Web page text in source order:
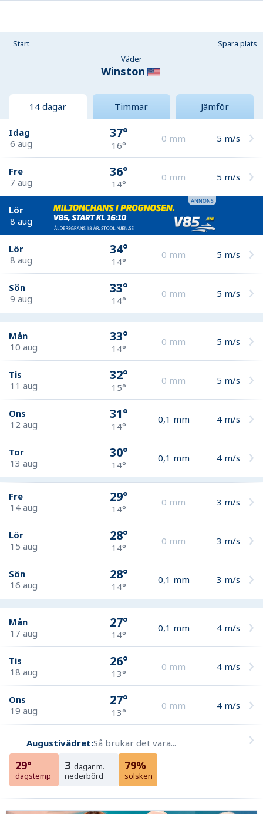
Start
Spara plats
Väder
Winston
14 dagar Timmar Jämför
Idag
6 aug
37°
16°
0 mm 5 m/s
Fre
7 aug
36°
14°
0 mm 5 m/s
Lör
8 aug
Lör
8 aug
34°
14°
0 mm 5 m/s
Sön
9 aug
33°
14°
0 mm 5 m/s
Mån
10 aug
33°
14°
0 mm 5 m/s
Tis
11 aug
32°
15°
0 mm 5 m/s
Ons
12 aug
31°
14°
0,1 mm 4 m/s
Tor
13 aug
30°
14°
0,1 mm 4 m/s
Fre
14 aug
29°
14°
0 mm 3 m/s
Lör
15 aug
28°
14°
0 mm 3 m/s
Sön
16 aug
28°
14°
0,1 mm 3 m/s
Mån
17 aug
27°
14°
0,1 mm 4 m/s
Tis
18 aug
26°
13°
0 mm 4 m/s
Ons
19 aug
27°
13°
0 mm 4 m/s
Augustivädret:Så brukar det vara...
29°
dagstemp
3 dagar m.
nederbörd
79%
solsken